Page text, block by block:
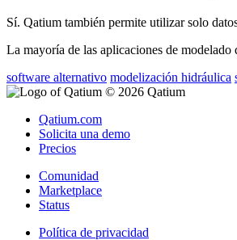
Sí. Qatium también permite utilizar solo
La mayoría de las aplicaciones de modelado
software alternativo modelización hidráulica
© 2026 Qatium
Qatium.com
Solicita una demo
Precios
Comunidad
Marketplace
Status
Política de privacidad